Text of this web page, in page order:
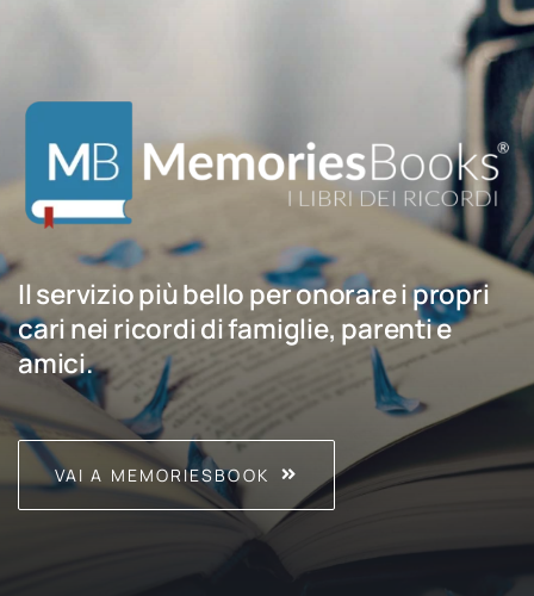
Il servizio più bello per onorare i propri
cari nei ricordi di famiglie, parenti e
amici.
VAI A MEMORIESBOOK